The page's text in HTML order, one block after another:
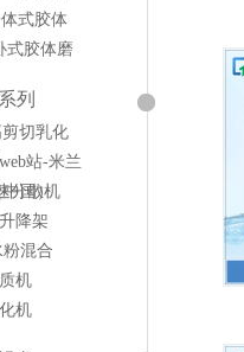
式胶体
式胶体磨
列
切乳化
站-米兰
中国）
分散机
降架
混合
机
机